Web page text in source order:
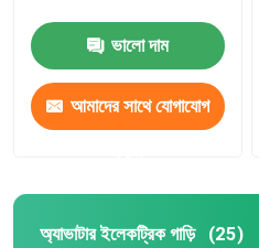
ভালো দাম
আমাদের সাথে যোগাযোগ
অ্যাভাটার ইলেকট্রিক গাড়ি (25)